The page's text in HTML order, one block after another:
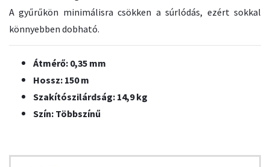
A gyűrűkön minimálisra csökken a súrlódás, ezért sokkal
könnyebben dobható.
Átmérő: 0,35 mm
Hossz: 150 m
Szakítószilárdság: 14,9 kg
Szín: Többszínű